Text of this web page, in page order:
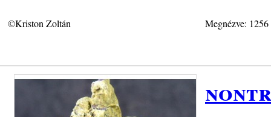
©Kriston Zoltán Megnézve: